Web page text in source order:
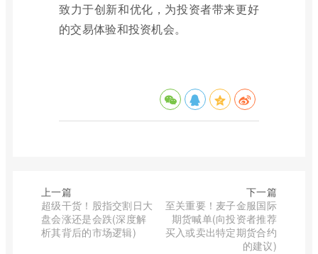
致力于创新和优化，为投资者带来更好
的交易体验和投资机会。
上一篇
超级干货！股指交割日大
盘会涨还是会跌(深度解
析其背后的市场逻辑)
下一篇
至关重要！麦子金服国际
期货喊单(向投资者推荐
买入或卖出特定期货合约
的建议)